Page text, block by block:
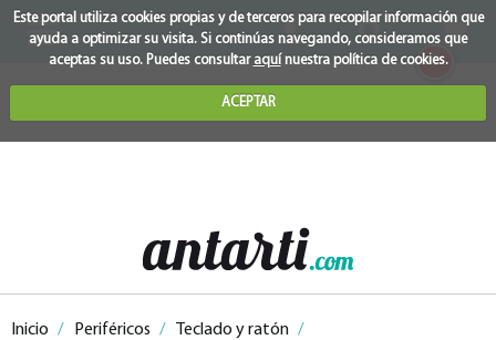
Este portal utiliza cookies propias y de terceros para recopilar información que
ayuda a optimizar su visita. Si continúas navegando, consideramos que
aceptas su uso. Puedes consultar aquínuestra política de cookies.
ACEPTAR
0
Inicio / Periféricos / Teclado y ratón /